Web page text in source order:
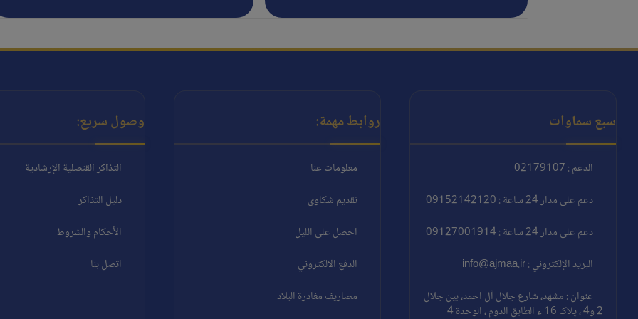
سبع سماوات
الدعم : 02179107
دعم على مدار 24 ساعة : 09152142120
دعم على مدار 24 ساعة : 09127001914
البريد الإلكتروني : info@ajmaa.ir
عنوان : مشهد، شارع جلال آل احمد، بين جلال
2 و4 ، پلاک 16 ء الطابق الدوم ، الوحدة 4
روابط مهمة:
معلومات عنا
تقديم شكاوى
احصل على الليل
الدفع الالكتروني
مصاريف مغادرة البلاد
وصول سريع:
التذاكر القنصلية الإرشادية
دليل التذاكر
الأحكام والشروط
اتصل بنا